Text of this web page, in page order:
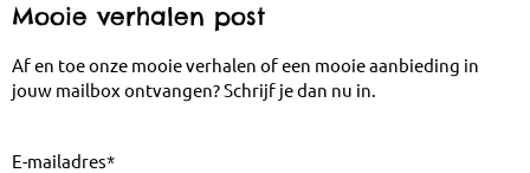
Mooie verhalen post
Af en toe onze mooie verhalen of een mooie aanbieding in
jouw mailbox ontvangen? Schrijf je dan nu in.
E-mailadres*